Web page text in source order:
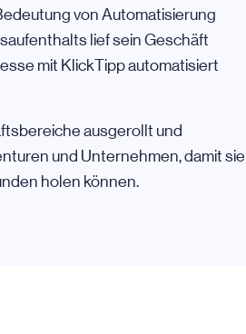
von Automatisierung
lief sein Geschäft
mit KlickTipp automatisiert
ausgerollt und
und Unternehmen, damit sie
holen können.